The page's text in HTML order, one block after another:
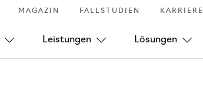
MAGAZIN FALLSTUDIEN KARRIERE
Leistungen Lösungen